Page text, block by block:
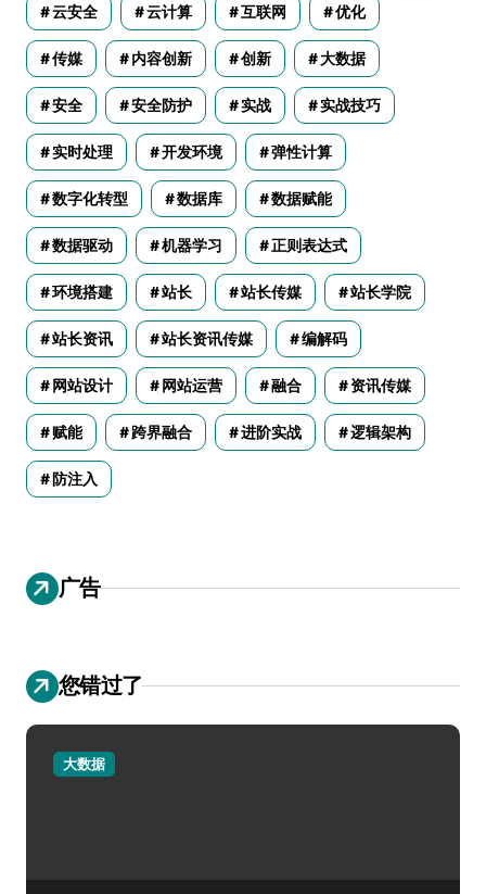
云安全 云计算 互联网 优化
传媒 内容创新 创新 大数据
安全 安全防护 实战 实战技巧
实时处理 开发环境 弹性计算
数字化转型 数据库 数据赋能
数据驱动 机器学习 正则表达式
环境搭建 站长 站长传媒 站长学院
站长资讯 站长资讯传媒 编解码
网站设计 网站运营 融合 资讯传媒
赋能 跨界融合 进阶实战 逻辑架构
防注入
广告
您错过了
大数据